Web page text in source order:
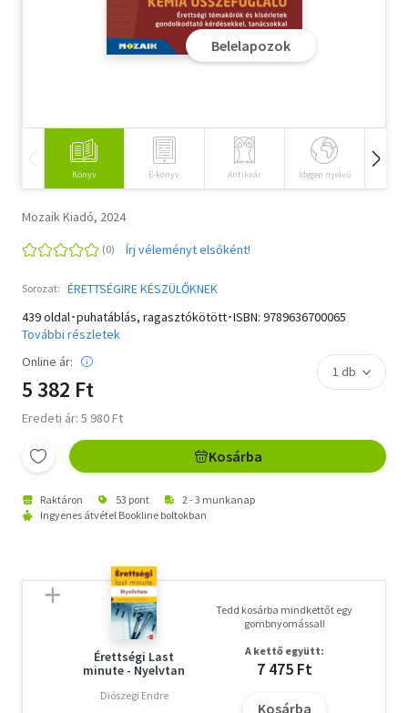
Természettudomány
Vallás
Belelapozok
Könyv E-könyv Antikvár Idegen nyelvű
Mozaik Kiadó, 2024
Írj véleményt elsőként!
Sorozat: ÉRETTSÉGIRE KÉSZÜLŐKNEK
439 oldal･puhatáblás, ragasztókötött･ISBN: 9789636700065
További részletek
Online ár:
5 382 Ft
Eredeti ár: 5 980 Ft
Kosárba
Raktáron 53 pont
2 - 3 munkanap
Ingyenes átvétel Bookline boltokban
Érettségi Last
minute - Nyelvtan
Diószegi Endre
Tedd kosárba mindkettőt egy
gombnyomással!
A kettő együtt:
7 475 Ft
Kosárba